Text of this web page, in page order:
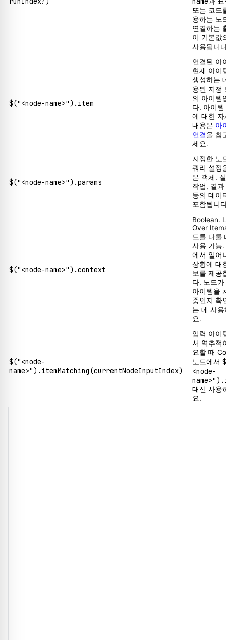
또는 코드
용하는 노
연결하는
이 기본값
사용됩니
$("<node-name>").item
연결된 아
현재 아이
생성하는
용된 지정
의 아이템
다. 아이
에 대한 자
내용은 아
연결을 참
세요.
$("<node-name>").params
지정한 노
쿼리 설정
은 객체.
작업, 결
등의 데이
포함됩니
$("<node-name>").context
Boolean.
Over
드를 다룰
사용 가능
에서 일어
상황에 대
보를 제공
다. 노드
아이템을
중인지 확
는 데 사
요.
$("<node-
name>").itemMatching(currentNodeInputIndex)
입력 아이
서 역추적
요할 때
노드에서
<node-
대신 사용
요.